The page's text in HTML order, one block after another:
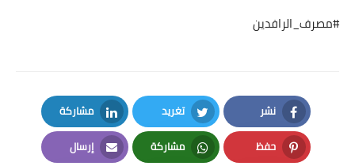
#مصرف_الرافدين
نشر
Facebook
تغريد
Twitter
مشاركة
LinkedIn
حفظ مشاركة إرسال